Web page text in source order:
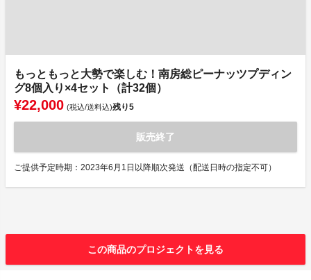
もっともっと大勢で楽しむ！南房総ピーナッツプディン
グ8個入り×4セット（計32個）
¥22,000 (税込/送料込)残り5
販売終了
ご提供予定時期：2023年6月1日以降順次発送（配送日時の指定不可）
この商品のプロジェクトを見る